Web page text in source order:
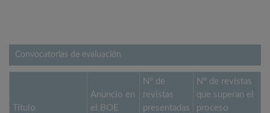
Convocatorias de evaluación
Título
Anuncio en
el BOE
Nº de
revistas
presentadas
Nº de revistas
que superan el
proceso